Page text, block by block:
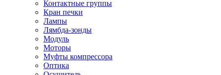
Контактные группы
Кран печки
Лампы
Лямбда-зонды
Модуль
Моторы
Муфты компрессора
Оптика